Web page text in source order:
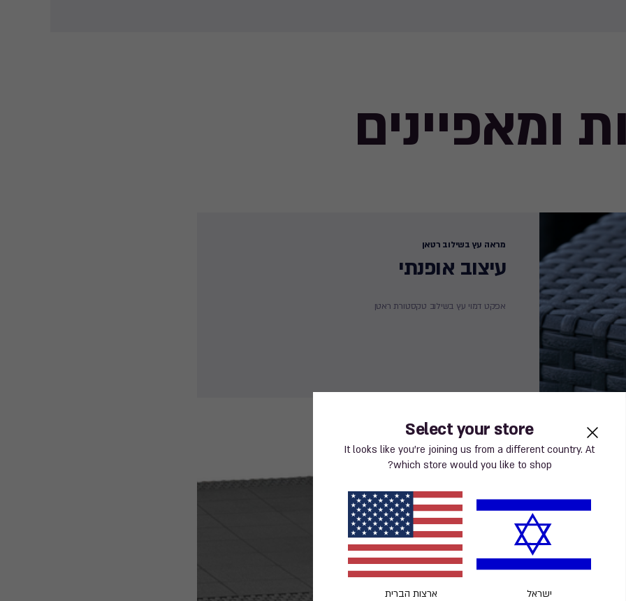
Select your store
It looks like you’re joining us from a different country. At
which store would you like to shop?
ישראל ארצות הברית
ומאפיינים
מראה עץ בשילוב רטאן
עיצוב אופנתי
אפקט דמוי עץ בשילוב טקסטורת ראטן